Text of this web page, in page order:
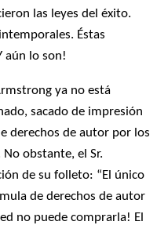
las leyes del éxito.
Éstas
aún lo son!
ya no está
sacado de impresión
derechos de autor por los
obstante, el Sr.
de su folleto: “El único
de derechos de autor
no puede comprarla! El